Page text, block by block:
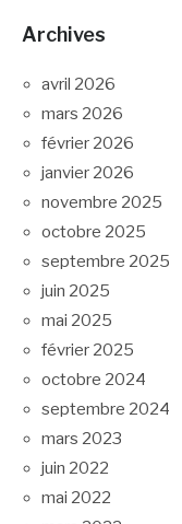
Archives
avril 2026
mars 2026
février 2026
janvier 2026
novembre 2025
octobre 2025
septembre 2025
juin 2025
mai 2025
février 2025
octobre 2024
septembre 2024
mars 2023
juin 2022
mai 2022